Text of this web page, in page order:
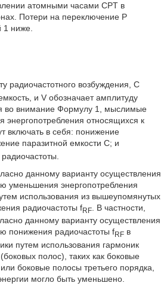
атомными часами CPT в
Потери на переключение P
1 ниже.
радиочастотного возбуждения, C
и V обозначает амплитуду
во внимание Формулу 1, мыслимые
относящихся к
включать в себя: понижение
паразитной емкости C; и
данному варианту осуществления
уменьшения энергопотребления
использования из вышеупомянутых
радиочастоты fRF. В частности,
данному варианту осуществления
понижения радиочастоты fRFв
путем использования гармоник
полос), таких как боковые
боковые полосы третьего порядка,
могло быть уменьшено.